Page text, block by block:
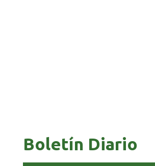
Boletín Diario